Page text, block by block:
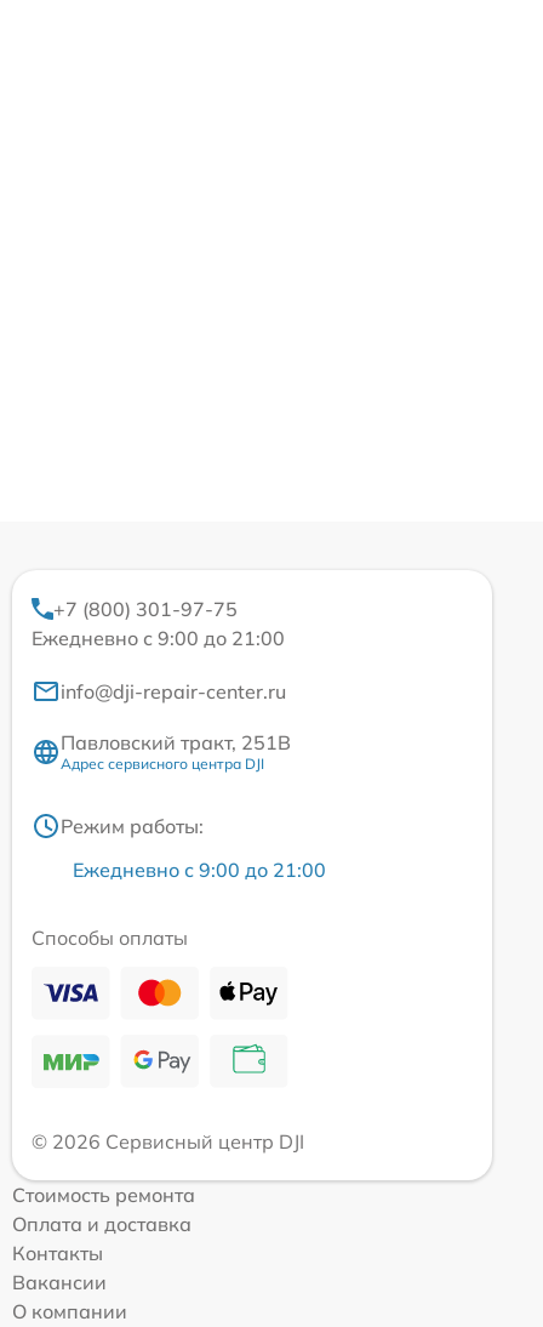
+7 (800) 301-97-75
Ежедневно с 9:00 до 21:00
info@dji-repair-center.ru
Павловский тракт, 251В
Адрес сервисного центра DJI
Режим работы:
Ежедневно с 9:00 до 21:00
Способы оплаты
© 2026 Сервисный центр DJI
Стоимость ремонта
Оплата и доставка
Контакты
Вакансии
О компании